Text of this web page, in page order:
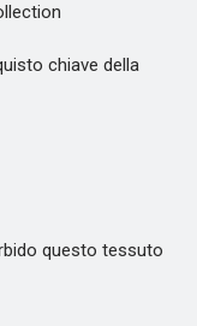
chiave della
questo tessuto